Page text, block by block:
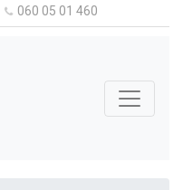
060 05 01 460